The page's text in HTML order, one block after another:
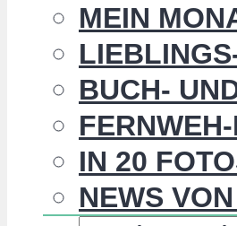
MEIN
BUCH-
IN 20
NEWS